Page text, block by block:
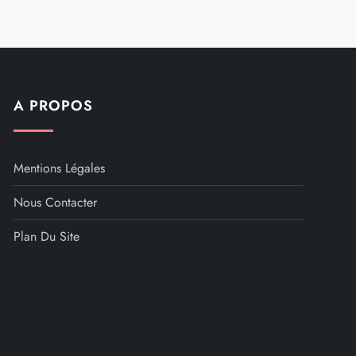
A PROPOS
Mentions Légales
Nous Contacter
Plan Du Site